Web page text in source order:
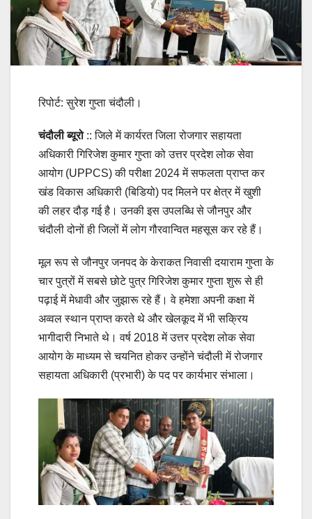
रिपोर्ट: सुरेश गुप्ता चंदौली।
चंदौली ब्यूरो:: जिले में कार्यरत जिला रोजगार सहायता
अधिकारी गिरिजेश कुमार गुप्ता को उत्तर प्रदेश लोक सेवा
आयोग (UPPCS) की परीक्षा 2024 में सफलता प्राप्त कर
खंड विकास अधिकारी (बिडियो) पद मिलने पर क्षेत्र में खुशी
की लहर दौड़ गई है। उनकी इस उपलब्धि से जौनपुर और
चंदौली दोनों ही जिलों में लोग गौरवान्वित महसूस कर रहे हैं।
मूल रूप से जौनपुर जनपद के केराकत निवासी दयाराम गुप्ता के
चार पुत्रों में सबसे छोटे पुत्र गिरिजेश कुमार गुप्ता शुरू से ही
पढ़ाई में मेधावी और जुझारू रहे हैं। वे हमेशा अपनी कक्षा में
अव्वल स्थान प्राप्त करते थे और खेलकूद में भी सक्रिय
भागीदारी निभाते थे। वर्ष 2018 में उत्तर प्रदेश लोक सेवा
आयोग के माध्यम से चयनित होकर उन्होंने चंदौली में रोजगार
सहायता अधिकारी (प्रभारी) के पद पर कार्यभार संभाला।